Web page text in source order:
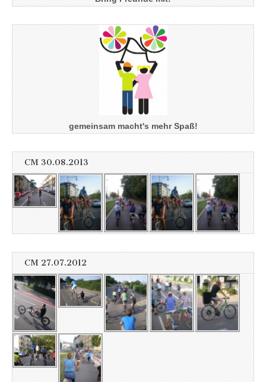
gemeinsam macht's mehr Spaß!
CM 30.08.2013
CM 27.07.2012